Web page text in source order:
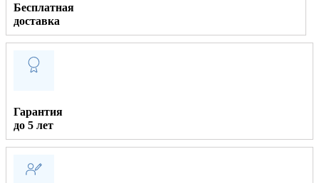
Бесплатная
доставка
Гарантия
до 5 лет